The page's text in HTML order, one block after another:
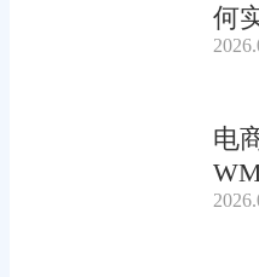
何
电
吗?